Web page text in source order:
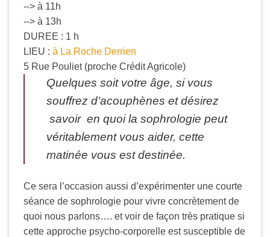
--> à 11h
--> à 13h
DUREE : 1 h
LIEU : à La Roche Derrien
5 Rue Pouliet (proche Crédit Agricole)
Quelques soit votre âge, si vous
souffrez d’acouphènes et désirez
savoir en quoi la sophrologie peut
véritablement vous aider, cette
matinée vous est destinée.
Ce sera l’occasion aussi d’expérimenter une courte
séance de sophrologie pour vivre concrètement de
quoi nous parlons…. et voir de façon très pratique si
cette approche psycho-corporelle est susceptible de